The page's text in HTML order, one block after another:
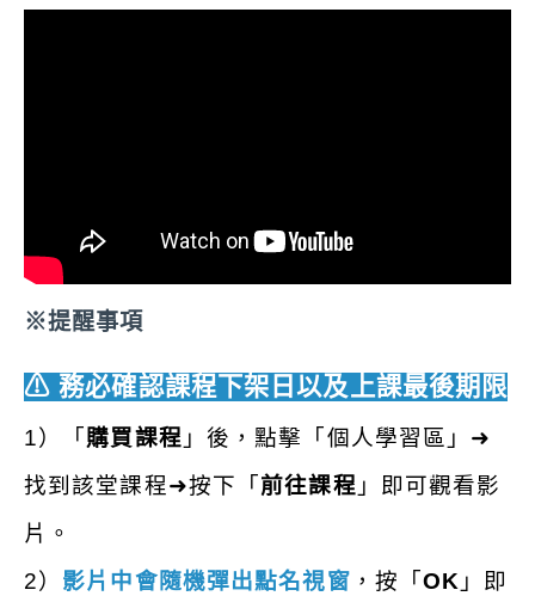
※提醒事項
⚠ 務必確認課程下架日以及上課最後期限
1）「購買課程 」後，點擊「個人學習區」➜
找到該堂課程➜按下 「前往課程 」即可觀看影
片。
2） 影片中會隨機彈出點名視窗 ，按「OK 」即